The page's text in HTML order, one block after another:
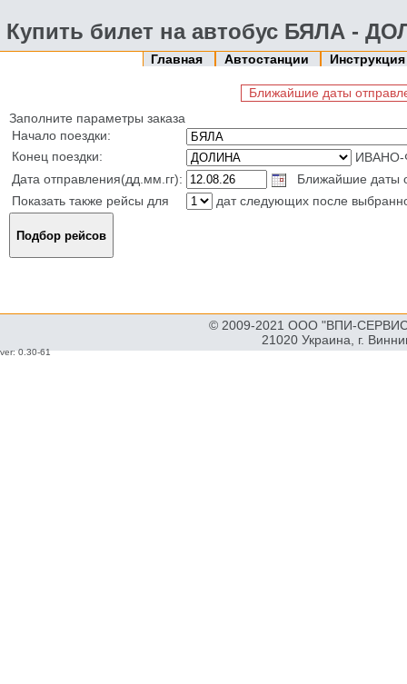
Купить билет на автобус БЯЛА -
Главная Автостанции
Ближайшие даты
Заполните параметры заказа
Начало поездки:
Конец поездки:
ИВАНО-
Дата отправления(дд.мм.гг):
Ближайшие даты
Показать также рейсы для
дат следующих после
© 2009-2021 ООО "ВПИ-
21020 Украина, г.
ver: 0.30-61